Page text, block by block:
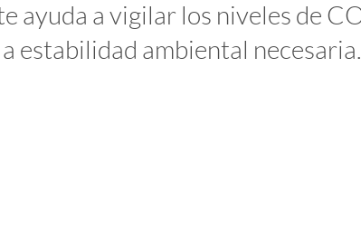
ayuda a vigilar los niveles de
estabilidad ambiental necesaria.